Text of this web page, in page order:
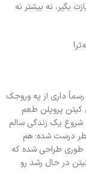
بگیر، نه بیشتر نه
داری از یه وروجک
پروپلن طعم
شروع یک زندگی سالم
درست شده؛ هم
طوری طراحی شده که
یک کیتن در حال رشد رو